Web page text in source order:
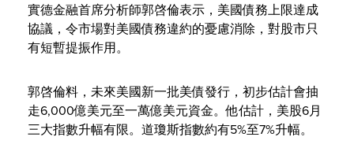
實德金融首席分析師郭啓倫表示，美國債務上限達成
協議，令市場對美國債務違約的憂慮消除，對股市只
有短暫提振作用。
郭啓倫料，未來美國新一批美債發行，初步估計會抽
走6,000億美元至一萬億美元資金。他估計，美股6月
三大指數升幅有限。道瓊斯指數約有5%至7%升幅。